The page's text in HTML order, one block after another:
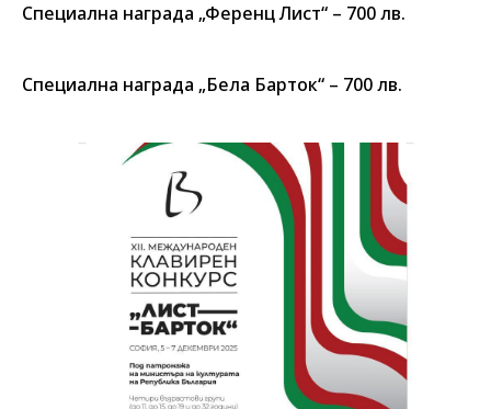
Специална награда „Ференц Лист“ – 700 лв.
Специална награда „Бела Барток“ – 700 лв.